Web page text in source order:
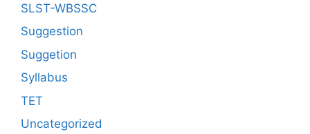
SLST-WBSSC
Suggestion
Suggetion
Syllabus
TET
Uncategorized